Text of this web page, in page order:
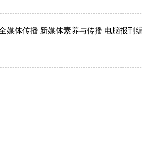
媒体传播 新媒体素养与传播 电脑报刊